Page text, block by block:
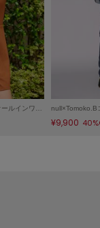
バックオープンスイムオールインワン/マシンウォッシャブル
¥9,900